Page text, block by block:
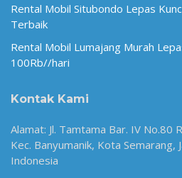
Rental Mobil Situbondo Lepas
Terbaik
Rental Mobil Lumajang Murah
100Rb//hari
Kontak Kami
Alamat: Jl. Tamtama Bar. IV No.80
Kec. Banyumanik, Kota Semarang,
Indonesia